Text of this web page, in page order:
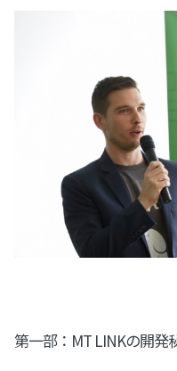
第一部：MT LINKの開発